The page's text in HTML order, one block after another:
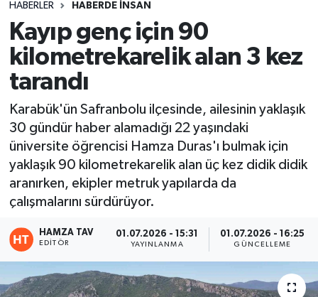
HABERLER HABERDE INSAN
Kayıp genç için 90
kilometrekarelik alan 3 kez
tarandı
Karabük'ün Safranbolu ilçesinde, ailesinin yaklaşık
30 gündür haber alamadığı 22 yaşındaki
üniversite öğrencisi Hamza Duras'ı bulmak için
yaklaşık 90 kilometrekarelik alan üç kez didik didik
aranırken, ekipler metruk yapılarda da
çalışmalarını sürdürüyor.
HAMZA TAV
EDITÖR
01.07.2026 - 15:31
YAYINLANMA
01.07.2026 - 16:25
GÜNCELLEME
Spor
Siyaset
Eğitim
Teknoloji
Asayiş
Resmi İlan
Haber Arşivi